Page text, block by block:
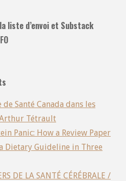
liste d’envoi et Substack
de Santé Canada dans les
Tétrault
Panic: How a Review Paper
Dietary Guideline in Three
DE LA SANTÉ CÉRÉBRALE /